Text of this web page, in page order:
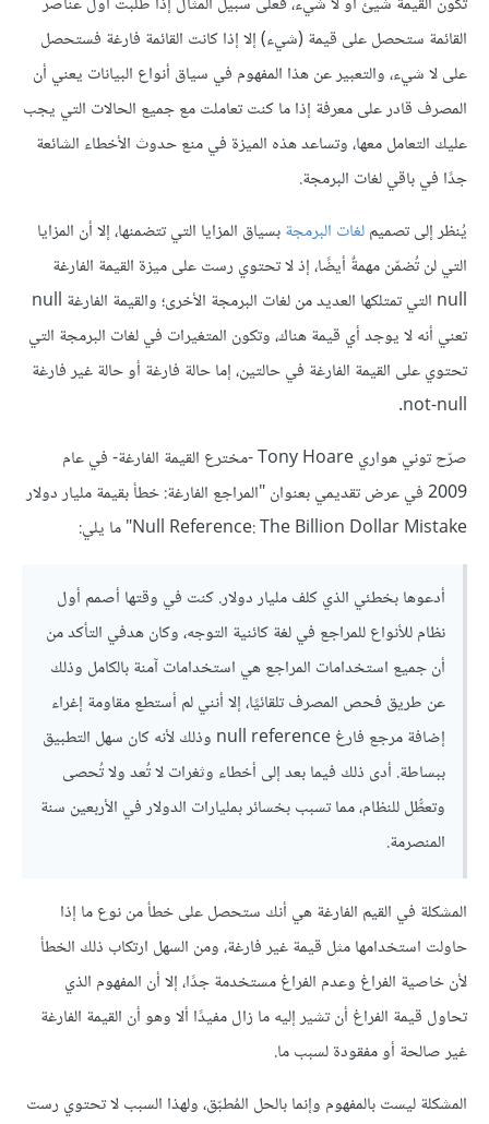
القائمة ستحصل على قيمة (شيء) إلا إذا كانت القائمة فارغة فستحصل
على لا شيء، والتعبير عن هذا المفهوم في سياق أنواع البيانات يعني أن
المصرف قادر على معرفة إذا ما كنت تعاملت مع جميع الحالات التي يجب
عليك التعامل معها، وتساعد هذه الميزة في منع حدوث الأخطاء الشائعة
جدًا في باقي لغات البرمجة.
يُنظر إلى تصميملغات البرمجةبسياق المزايا التي تتضمنها، إلا أن المزايا
التي لن تُضمّن مهمةٌ أيضًا، إذ لا تحتوي رست على ميزة القيمة الفارغة
null التي تمتلكها العديد من لغات البرمجة الأخرى؛ والقيمة الفارغة null
تعني أنه لا يوجد أي قيمة هناك، وتكون المتغيرات في لغات البرمجة التي
تحتوي على القيمة الفارغة في حالتين، إما حالة فارغة أو حالة غير فارغة
not-null.
صرّح توني هواري Tony Hoare -مخترع القيمة الفارغة- في عام
2009 في عرض تقديمي بعنوان "المراجع الفارغة: خطأ بقيمة مليار دولار
Null Reference: The Billion Dollar Mistake" ما يلي:
أدعوها بخطئي الذي كلف مليار دولار. كنت في وقتها أصمم أول
نظام للأنواع للمراجع في لغة كائنية التوجه، وكان هدفي التأكد من
أن جميع استخدامات المراجع هي استخدامات آمنة بالكامل وذلك
عن طريق فحص المصرف تلقائيًا، إلا أنني لم أستطع مقاومة إغراء
إضافة مرجع فارغ null reference وذلك لأنه كان سهل التطبيق
ببساطة. أدى ذلك فيما بعد إلى أخطاء وثغرات لا تُعد ولا تُحصى
وتعطُّل للنظام، مما تسبب بخسائر بمليارات الدولار في الأربعين سنة
المنصرمة.
المشكلة في القيم الفارغة هي أنك ستحصل على خطأ من نوع ما إذا
حاولت استخدامها مثل قيمة غير فارغة، ومن السهل ارتكاب ذلك الخطأ
لأن خاصية الفراغ وعدم الفراغ مستخدمة جدًا، إلا أن المفهوم الذي
تحاول قيمة الفراغ أن تشير إليه ما زال مفيدًا ألا وهو أن القيمة الفارغة
غير صالحة أو مفقودة لسبب ما.
المشكلة ليست بالمفهوم وإنما بالحل المُطبّق، ولهذا السبب لا تحتوي رست